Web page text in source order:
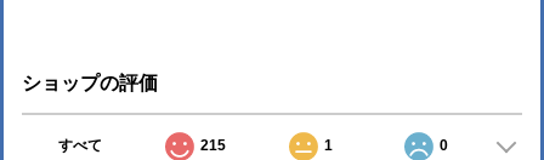
ショップの評価
すべて 215 1 0